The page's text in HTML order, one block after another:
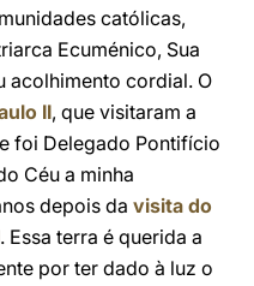
católicas,
Ecuménico, Sua
acolhimento cordial. O
II, que visitaram a
foi Delegado Pontifício
Céu a minha
depois da visita do
. Essa terra é querida a
por ter dado à luz o